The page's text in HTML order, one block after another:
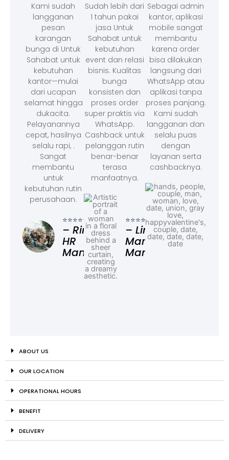
Kami sudah
langganan
pesan
karangan
bunga di Untuk
Sahabat untuk
kebutuhan
kantor—mulai
dari ucapan
selamat hingga
dukacita.
Pelayanannya
cepat, hasilnya
selalu rapi, .
Sangat
membantu
untuk
kebutuhan rutin
perusahaan.
⭐⭐⭐⭐⭐
– Rina,
HR
Manager
Sudah lebih dari
1 tahun pakai
jasa Untuk
Sahabat untuk
kebutuhan
event dan relasi
bisnis. Kualitas
bunga
konsisten dan
proses order
super praktis via
WhatsApp.
Cashback untuk
pelanggan rutin
benar-benar
terasa
manfaatnya.
⭐⭐⭐⭐⭐
– Linda,
Marketing
Manager
Sebagai admin
kantor, aplikasi
mobile sangat
membantu
karena order
bisa dilakukan
langsung dari
WhatsApp atau
aplikasi tanpa
proses panjang.
Kami sudah
langganan dan
selalu puas
dengan
layanan serta
cashbacknya.
ABOUT US
OUR LOCATION
OPERATIONAL HOURS
BENEFIT
DELIVERY